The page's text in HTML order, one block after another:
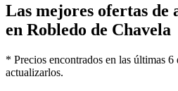
Las mejores ofertas de
en Robledo de Chavela
* Precios encontrados en las últimas 6
actualizarlos.